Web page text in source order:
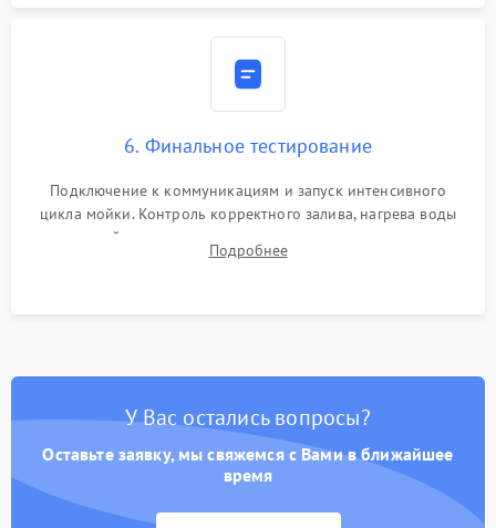
6. Финальное тестирование
Подключение к коммуникациям и запуск интенсивного
цикла мойки. Контроль корректного залива, нагрева воды
до нужной температуры, отсутствия посторонних шумов,
штатного слива и абсолютной сухости в поддоне.
Подробнее
У Вас остались вопросы?
Оставьте заявку, мы свяжемся с Вами в ближайшее
время